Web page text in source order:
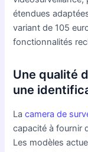
étendues
variant de 105
fonctionnalités
Une qualité
une
Lacamera de
capacité à fournir
Les modèles